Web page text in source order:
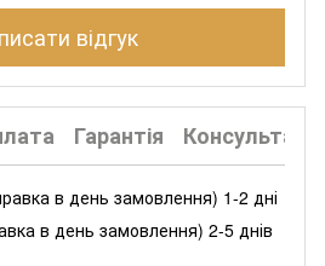
відгук
Гарантія Консультація
в день замовлення) 1-2 дні
в день замовлення) 2-5 днів